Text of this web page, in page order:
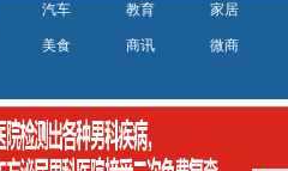
汽车 教育 家居
美食 商讯 微商